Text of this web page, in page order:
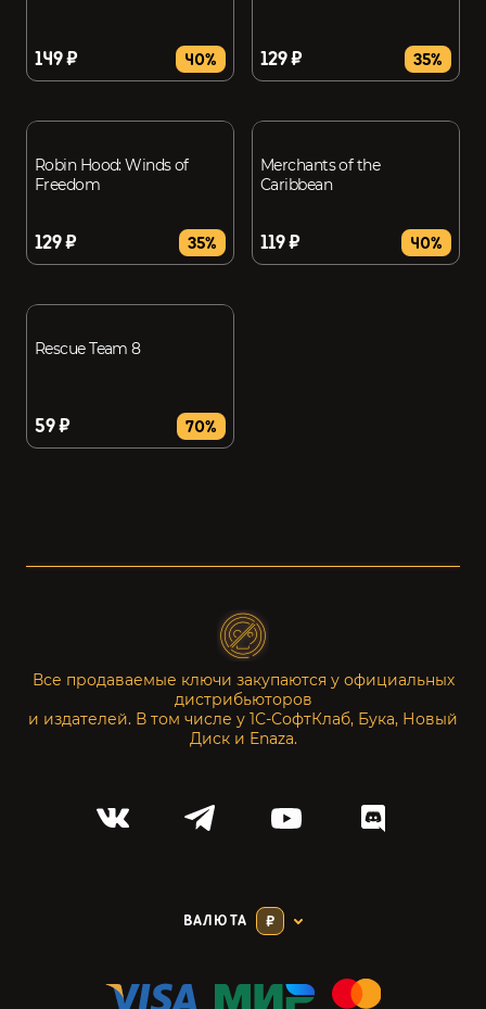
149 ₽ 40% 129 ₽ 35%
Robin Hood: Winds of
Freedom
129 ₽ 35%
Merchants of the
Caribbean
119 ₽ 40%
Rescue Team 8
59 ₽ 70%
Все продаваемые ключи закупаются у официальных
дистрибьюторов
и издателей. В том числе у 1С-СофтКлаб, Бука, Новый
Диск и Enaza.
ВАЛЮТА ₽